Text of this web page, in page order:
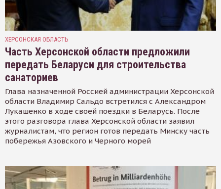
ХЕРСОНСКАЯ ОБЛАСТЬ
Часть Херсонской области предложили
передать Беларуси для строительства
санаториев
Глава назначенной Россией администрации Херсонской
области Владимир Сальдо встретился с Александром
Лукашенко в ходе своей поездки в Беларусь. После
этого разговора глава Херсонской области заявил
журналистам, что регион готов передать Минску часть
побережья Азовского и Черного морей